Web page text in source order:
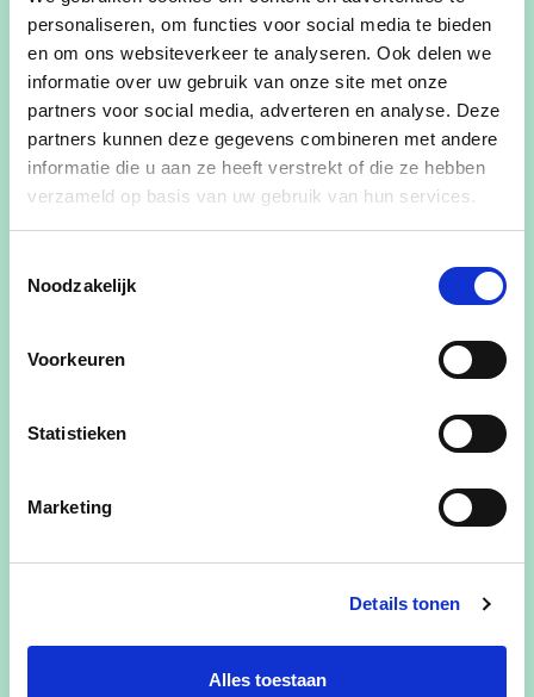
personaliseren, om functies voor social media te bieden
en om ons websiteverkeer te analyseren. Ook delen we
informatie over uw gebruik van onze site met onze
partners voor social media, adverteren en analyse. Deze
partners kunnen deze gegevens combineren met andere
informatie die u aan ze heeft verstrekt of die ze hebben
verzameld op basis van uw gebruik van hun services.
Noodzakelijk
Voorkeuren
Statistieken
Marketing
Details tonen
Alles toestaan
Dierenwelzijn wordt alsmaar belangrijker.
Daardoor dienen er op termijn ook middelen
vrijgemaakt te worden om de uitdagingen hiervan
op een professionele en gedegen manier verder
op te volgen. We denken aan een nieuwe
hondenweide.
Klimaat start of stopt niet aan de Nieuwpoortse
partners.
Vele kleinschalige acties zetten we verder en deze
zorgen tevens voor een verdere sensibilisatie
We denken hierbij aan de verdere introductie van
condensatieketels, in verschillende openbare
gebouwen. Ook zetten we verder in op
zonnepanelen op de openbare gebouwen.